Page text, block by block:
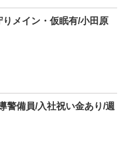
メイン・仮眠有/小田原
警備員/入社祝い金あり/週